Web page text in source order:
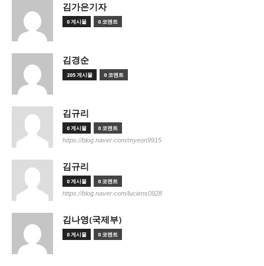
김가은기자
0 게시물 0 코멘트
김경순
205 게시물 0 코멘트
김규리
0 게시물 0 코멘트
https://blog.naver.com/myeon9915
김규리
0 게시물 0 코멘트
https://blog.naver.com/luciens0928
김나영(국제부)
0 게시물 0 코멘트